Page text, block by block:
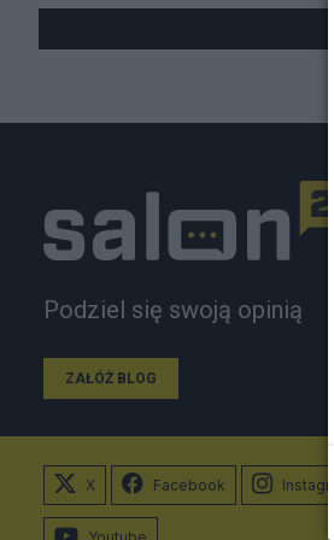
Podziel się swoją opinią
ZAŁÓŻ BLOG
X Facebook
Youtube